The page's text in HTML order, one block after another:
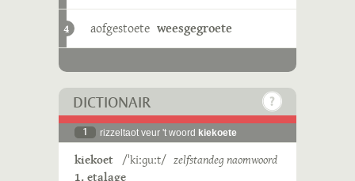
4 aofgestoete weesgegroete
DICTIONAIR
1 rizzeltaot veur 't woord kiekoete
kiekoet /ˈkiːɡuːt/ zelfstandeg naomwoord
1. etalage